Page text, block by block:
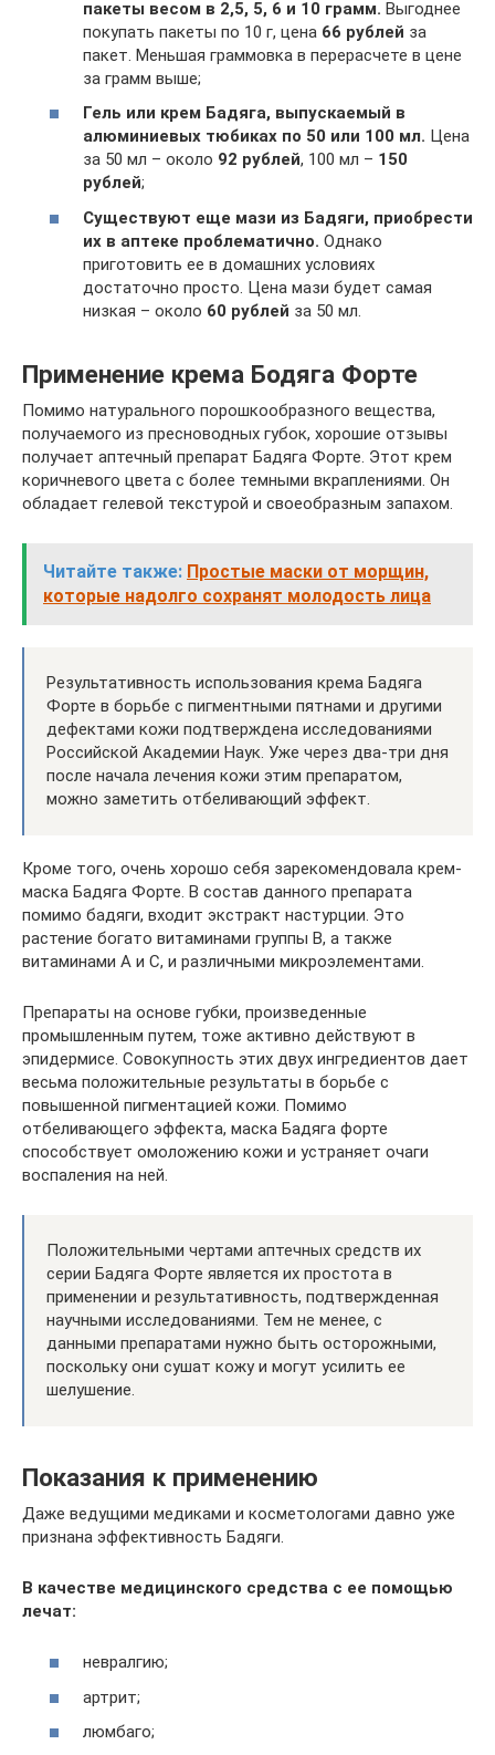
пакеты весом в 2,5, 5, 6 и 10 грамм. Выгоднее
покупать пакеты по 10 г, цена 66 рублей за
пакет. Меньшая граммовка в перерасчете в цене
за грамм выше;
Гель или крем Бадяга, выпускаемый в
алюминиевых тюбиках по 50 или 100 мл. Цена
за 50 мл – около 92 рублей, 100 мл – 150
рублей;
Существуют еще мази из Бадяги, приобрести
их в аптеке проблематично. Однако
приготовить ее в домашних условиях
достаточно просто. Цена мази будет самая
низкая – около 60 рублей за 50 мл.
Применение крема Бодяга Форте
Помимо натурального порошкообразного вещества,
получаемого из пресноводных губок, хорошие отзывы
получает аптечный препарат Бадяга Форте. Этот крем
коричневого цвета с более темными вкраплениями. Он
обладает гелевой текстурой и своеобразным запахом.
Читайте также: Простые маски от морщин,
которые надолго сохранят молодость лица
Результативность использования крема Бадяга
Форте в борьбе с пигментными пятнами и другими
дефектами кожи подтверждена исследованиями
Российской Академии Наук. Уже через два-три дня
после начала лечения кожи этим препаратом,
можно заметить отбеливающий эффект.
Кроме того, очень хорошо себя зарекомендовала крем-
маска Бадяга Форте. В состав данного препарата
помимо бадяги, входит экстракт настурции. Это
растение богато витаминами группы B, а также
витаминами A и C, и различными микроэлементами.
Препараты на основе губки, произведенные
промышленным путем, тоже активно действуют в
эпидермисе. Совокупность этих двух ингредиентов дает
весьма положительные результаты в борьбе с
повышенной пигментацией кожи. Помимо
отбеливающего эффекта, маска Бадяга форте
способствует омоложению кожи и устраняет очаги
воспаления на ней.
Положительными чертами аптечных средств их
серии Бадяга Форте является их простота в
применении и результативность, подтвержденная
научными исследованиями. Тем не менее, с
данными препаратами нужно быть осторожными,
поскольку они сушат кожу и могут усилить ее
шелушение.
Показания к применению
Даже ведущими медиками и косметологами давно уже
признана эффективность Бадяги.
В качестве медицинского средства с ее помощью
лечат:
невралгию;
артрит;
люмбаго;